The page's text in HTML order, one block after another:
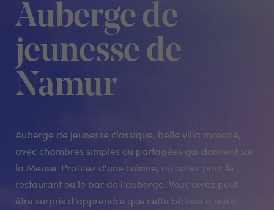
Auberge de
jeunesse de
Namur
Auberge de jeunesse classique, belle villa mosane,
avec chambres simples ou partagées qui donnent sur
la Meuse. Profitez d'une cuisine, ou optez pour le
restaurant ou le bar de l'auberge. Vous serez peut-
être surpris d'apprendre que cette bâtisse a aussi